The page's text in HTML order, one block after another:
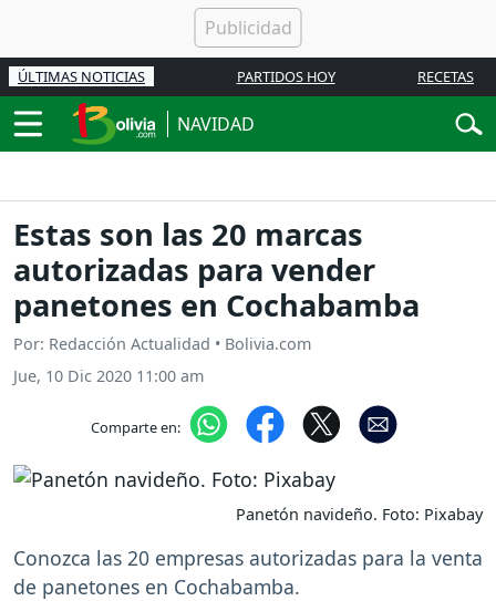
ÚLTIMAS NOTICIAS PARTIDOS HOY RECETAS
NAVIDAD
Estas son las 20 marcas
autorizadas para vender
panetones en Cochabamba
Por: Redacción Actualidad • Bolivia.com
Jue, 10 Dic 2020 11:00 am
Comparte en:
Panetón navideño. Foto: Pixabay
Conozca las 20 empresas autorizadas para la venta
de panetones en Cochabamba.